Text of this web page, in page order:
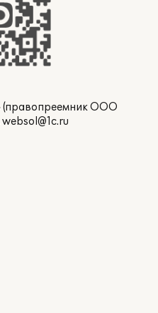
(правопреемник ООО
websol@1c.ru